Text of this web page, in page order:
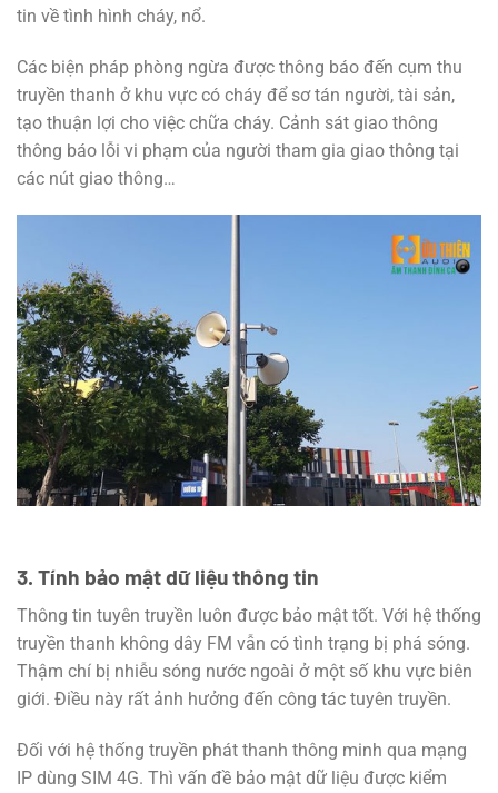
tin về tình hình cháy, nổ.
Các biện pháp phòng ngừa được thông báo đến cụm thu
truyền thanh ở khu vực có cháy để sơ tán người, tài sản,
tạo thuận lợi cho việc chữa cháy. Cảnh sát giao thông
thông báo lỗi vi phạm của người tham gia giao thông tại
các nút giao thông…
3. Tính bảo mật dữ liệu thông tin
Thông tin tuyên truyền luôn được bảo mật tốt. Với hệ thống
truyền thanh không dây FM vẫn có tình trạng bị phá sóng.
Thậm chí bị nhiễu sóng nước ngoài ở một số khu vực biên
giới. Điều này rất ảnh hưởng đến công tác tuyên truyền.
Đối với hệ thống truyền phát thanh thông minh qua mạng
IP dùng SIM 4G. Thì vấn đề bảo mật dữ liệu được kiểm